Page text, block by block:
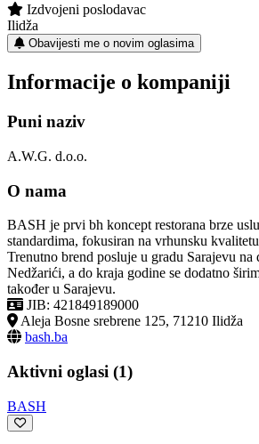
Izdvojeni poslodavac
Ilidža
Obavijesti me o novim oglasima
Informacije o kompaniji
Puni naziv
A.W.G. d.o.o.
O nama
BASH je prvi bh koncept restorana brze
standardima, fokusiran na vrhunsku
Trenutno brend posluje u gradu Sarajevu
Nedžarići, a do kraja godine se dodatno
također u Sarajevu.
JIB: 421849189000
Aleja Bosne srebrene 125, 71210 Ilidža
bash.ba
Aktivni oglasi (1)
BASH